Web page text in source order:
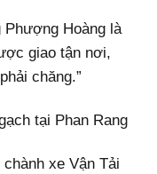
Phượng Hoàng là
giao tận nơi,
chăng.”
tại Phan Rang
xe Vận Tải